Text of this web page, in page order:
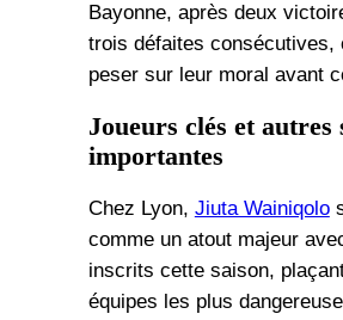
Bayonne, après deux
trois défaites consécutives,
peser sur leur moral avant
Joueurs clés et autres
importantes
Chez Lyon, Jiuta Wainiqolo
comme un atout majeur
inscrits cette saison,
équipes les plus